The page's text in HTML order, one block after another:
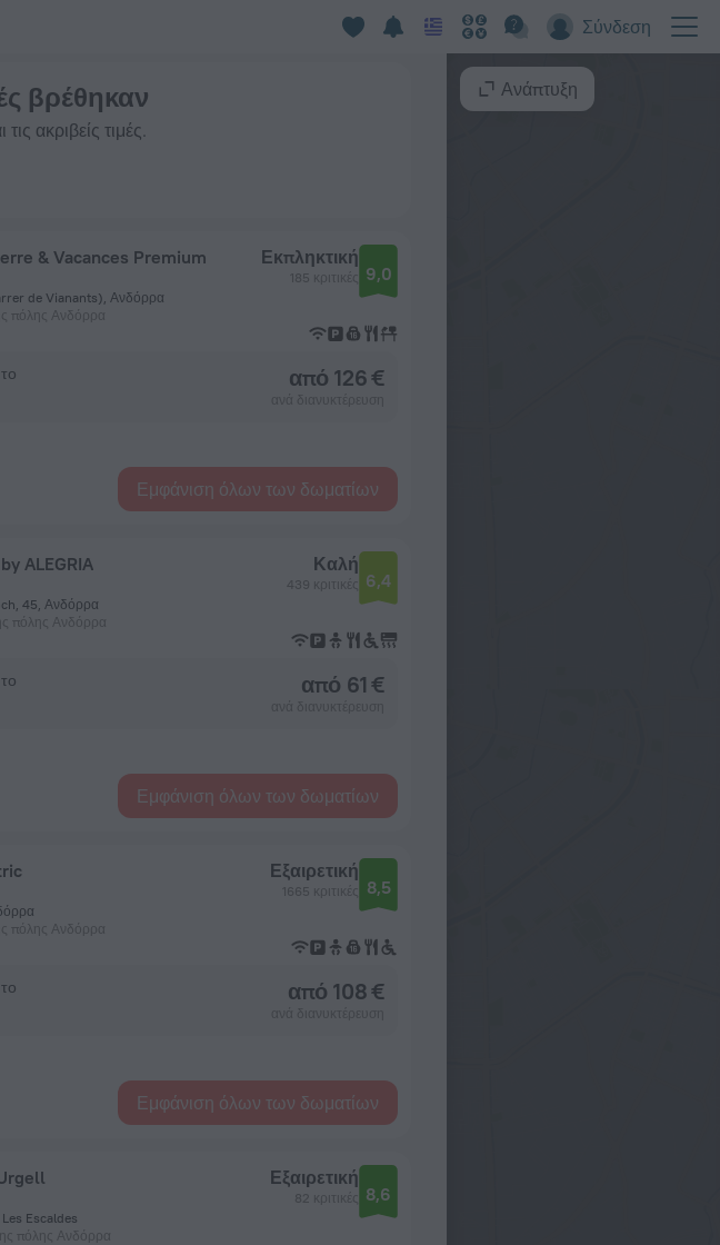
Σύνδεση
βρέθηκαν
ακριβείς τιμές.
& Vacances Premium
de Vianants), Ανδόρρα
πόλης Ανδόρρα
Εκπληκτική
185 κριτικές 9,0
από 126 €
Εμφάνιση όλων των δωματίων
ALEGRIA
45, Ανδόρρα
πόλης Ανδόρρα
Καλή
439 κριτικές 6,4
από 61 €
Εμφάνιση όλων των δωματίων
πόλης Ανδόρρα
Εξαιρετική
1665 κριτικές 8,5
από 108 €
Εμφάνιση όλων των δωματίων
Escaldes
πόλης Ανδόρρα
Εξαιρετική
82 κριτικές 8,6
Ανάπτυξη